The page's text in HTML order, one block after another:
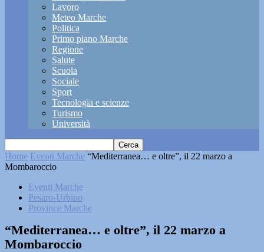
Lavoro
Meteo Marche
Politica
Primo piano Marche
Regione
Salute
Scuola
Sociale
Sport
Tecnologia e scienze
Turismo
Università
Home Eventi Marche “Mediterranea… e oltre”, il 22 marzo a
Mombaroccio
Eventi Marche
Pesaro-Urbino
Province Marche
“Mediterranea… e oltre”, il 22 marzo a
Mombaroccio